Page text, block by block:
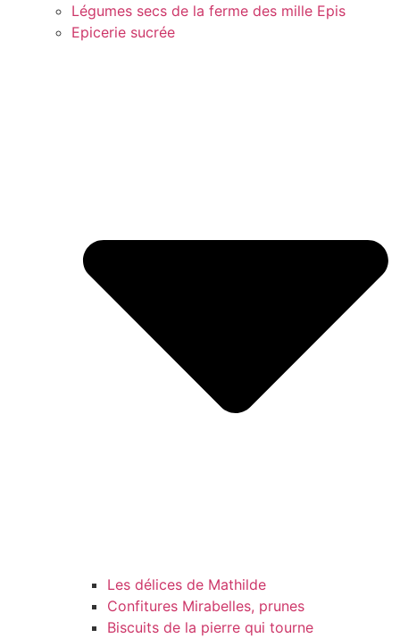
Légumes secs de la ferme des mille Epis
Epicerie sucrée
Les délices de Mathilde
Confitures Mirabelles, prunes
Biscuits de la pierre qui tourne